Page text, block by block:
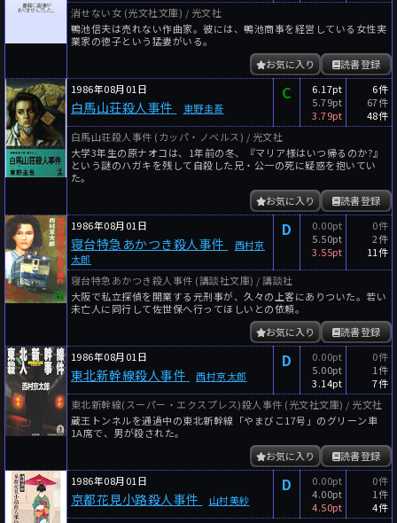
消せない女 (光文社文庫) / 光文社
鴨池信夫は売れない作曲家。彼には、鴨池商事を経営している女性実
業家の徳子という猛妻がいる。
読書登録
お気に入り
1986年08月01日
白馬山荘殺人事件 東野圭吾
C
6.17pt
5.79pt
3.79pt
6件
67件
48件
白馬山荘殺人事件 (カッパ・ノベルス) / 光文社
大学3年生の原ナオコは、1年前の冬、『マリア様はいつ帰るのか?』
という謎のハガキを残して自殺した兄・公一の死に疑惑を抱いてい
た。
読書登録
お気に入り
1986年08月01日
寝台特急あかつき殺人事件
西村京
太郎
D
0.00pt
5.50pt
3.55pt
0件
2件
11件
寝台特急あかつき殺人事件 (講談社文庫) / 講談社
大阪で私立探偵を開業する元刑事が、久々の上客にありついた。若い
未亡人に同行して佐世保へ行ってほしいとの依頼。
読書登録
お気に入り
1986年08月01日
東北新幹線殺人事件 西村京太郎
D
0.00pt
5.00pt
3.14pt
0件
1件
7件
東北新幹線(スーパー・エクスプレス)殺人事件 (光文社文庫) / 光文社
蔵王トンネルを通過中の東北新幹線「やまびこ17号」のグリーン車
1A席で、男が殺された。
読書登録
お気に入り
1986年08月01日
京都花見小路殺人事件 山村美紗
D
0.00pt
4.00pt
4.50pt
0件
1件
4件